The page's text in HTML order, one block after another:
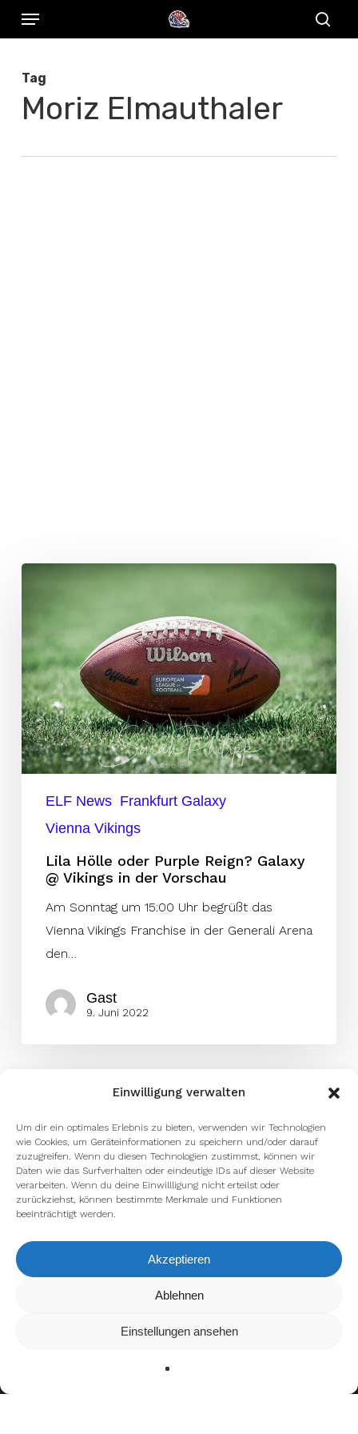
Einwilligung verwalten
Um dir ein optimales Erlebnis zu bieten, verwenden wir Technologien
wie Cookies, um Geräteinformationen zu speichern und/oder darauf
zuzugreifen. Wenn du diesen Technologien zustimmst, können wir
Daten wie das Surfverhalten oder eindeutige IDs auf dieser Website
verarbeiten. Wenn du deine Einwillligung nicht erteilst oder
zurückziehst, können bestimmte Merkmale und Funktionen
beeinträchtigt werden.
Akzeptieren
Ablehnen
Einstellungen ansehen
Skip
content
Menu
Tag
Moriz Elmauthaler
Reign?
Galaxy
@
Vikings
in
Vorschau
ELF News Frankfurt Galaxy
Vienna Vikings
Lila Hölle oder Purple Reign? Galaxy
@ Vikings in der Vorschau
Am Sonntag um 15:00 Uhr begrüßt das
Vienna Vikings Franchise in der Generali Arena
den…
Gast
9. Juni 2022
Wir verwenden Cookies, um dir die bestmögliche Erfahrung auf
kannst du erfahren, welche Cookies wir
verwenden oder sie ausschalten.